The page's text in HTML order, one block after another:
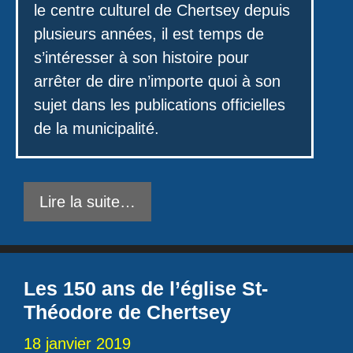
le centre culturel de Chertsey depuis
plusieurs années, il est temps de
s’intéresser à son histoire pour
arrêter de dire n’importe quoi à son
sujet dans les publications officielles
de la municipalité.
Lire la suite…
Les 150 ans de l’église St-
Théodore de Chertsey
18 janvier 2019